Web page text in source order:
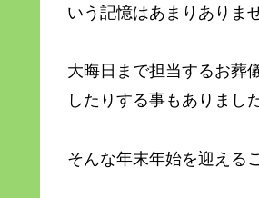
いう記憶はあまりありま
大晦日まで担当するお葬
したりする事もありました
そんな年末年始を迎える